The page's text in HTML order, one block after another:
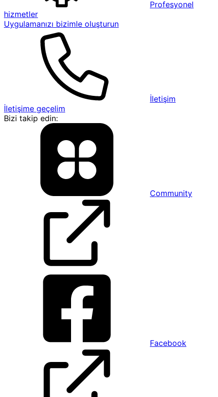
Profesyonel
hizmetler
Uygulamanızı bizimle oluşturun
İletişim
İletişime geçelim
Bizi takip edin:
Community
Facebook